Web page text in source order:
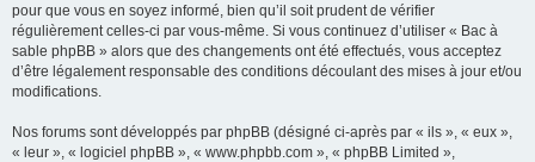
pour que vous en soyez informé, bien qu’il soit prudent de vérifier
régulièrement celles-ci par vous-même. Si vous continuez d’utiliser « Bac à
sable phpBB » alors que des changements ont été effectués, vous acceptez
d’être légalement responsable des conditions découlant des mises à jour et/ou
modifications.
Nos forums sont développés par phpBB (désigné ci-après par « ils », « eux »,
« leur », « logiciel phpBB », « www.phpbb.com », « phpBB Limited »,